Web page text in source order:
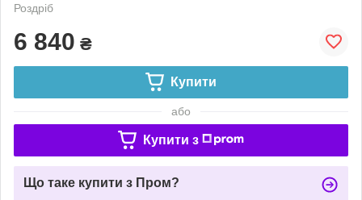
Роздріб
6 840 ₴
Купити
або
Купити з
Що таке купити з Пром?